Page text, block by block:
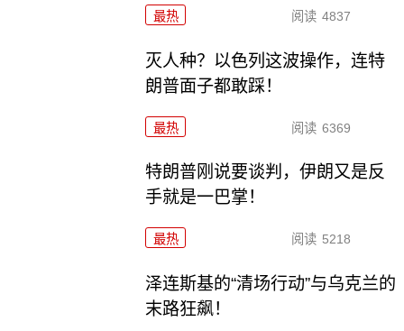
最热 阅读 4837
灭人种？以色列这波操作，连特
朗普面子都敢踩！
最热 阅读 6369
特朗普刚说要谈判，伊朗又是反
手就是一巴掌！
最热 阅读 5218
泽连斯基的“清场行动”与乌克兰的
末路狂飙！